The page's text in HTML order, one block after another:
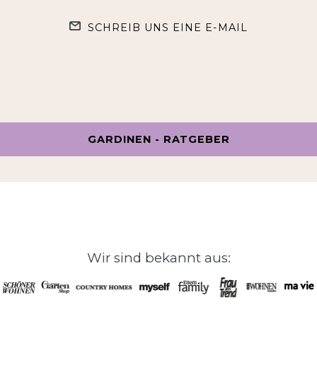
SCHREIB UNS EINE E-MAIL
GARDINEN - RATGEBER
Wir sind bekannt aus: